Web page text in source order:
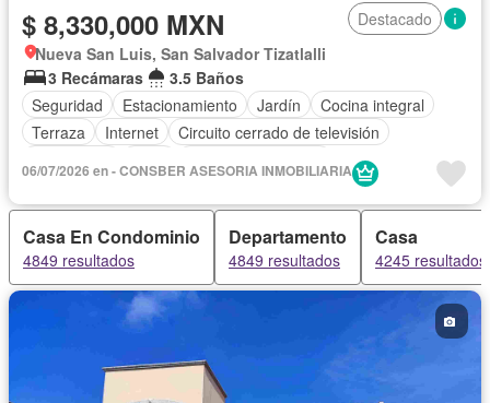
$ 8,330,000 MXN
Destacado
Nueva San Luis, San Salvador Tizatlalli
3 Recámaras
3.5 Baños
Seguridad
Estacionamiento Jardín
Cocina integral
Terraza
Internet
Circuito cerrado de televisión
Cocina equipada
Sala polivalente Despacho
Wifi
Sin amueblar
06/07/2026 en - CONSBER ASESORIA INMOBILIARIA
Casa En Condominio
4849 resultados
Departamento
4849 resultados
Casa
4245 resultados